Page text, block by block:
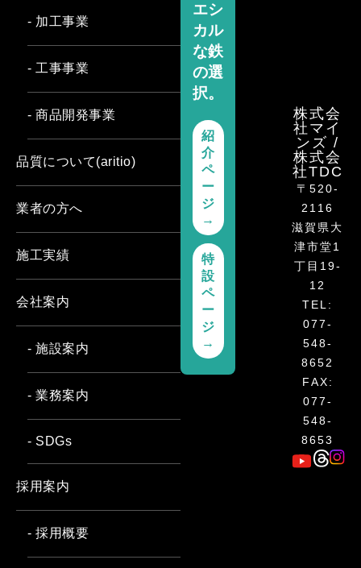
株式会
社マイ
ンズ /
株式会
社TDC
〒520-
2116
滋賀県大
津市堂1
丁目19-
12
TEL:
077-
548-
8652
FAX:
077-
548-
8653
エシ
カル
な鉄
の選
択。
紹
介
ペ
ー
ジ
→
特
設
ペ
ー
ジ
→
- 加工事業
- 工事事業
- 商品開発事業
品質について(aritio)
業者の方へ
施工実績
会社案内
- 施設案内
- 業務案内
- SDGs
採用案内
- 採用概要